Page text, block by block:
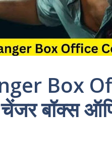
Box
बॉक्स